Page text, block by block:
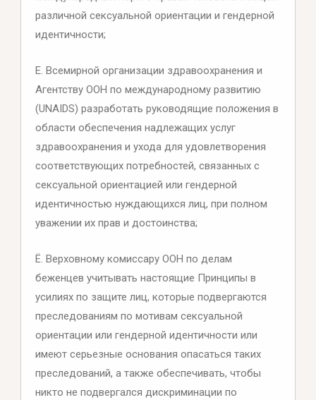
различной сексуальной ориентации и гендерной
идентичности;
Е. Всемирной организации здравоохранения и
Агентству ООН по международному развитию
(UNAIDS) разработать руководящие положения в
области обеспечения надлежащих услуг
здравоохранения и ухода для удовлетворения
соответствующих потребностей, связанных с
сексуальной ориентацией или гендерной
идентичностью нуждающихся лиц, при полном
уважении их прав и достоинства;
Ё. Верховному комиссару ООН по делам
беженцев учитывать настоящие Принципы в
усилиях по защите лиц, которые подвергаются
преследованиям по мотивам сексуальной
ориентации или гендерной идентичности или
имеют серьезные основания опасаться таких
преследований, а также обеспечивать, чтобы
никто не подвергался дискриминации по